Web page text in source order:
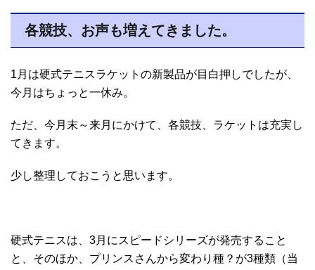
各競技、お声も増えてきました。
1月は硬式テニスラケットの新製品が目白押しでしたが、
今月はちょっと一休み。
ただ、今月末～来月にかけて、各競技、ラケットは充実し
てきます。
少し整理しておこうと思います。
硬式テニスは、3月にスピードシリーズが発売すること
と、そのほか、プリンスさんから変わり種？が3種類（当